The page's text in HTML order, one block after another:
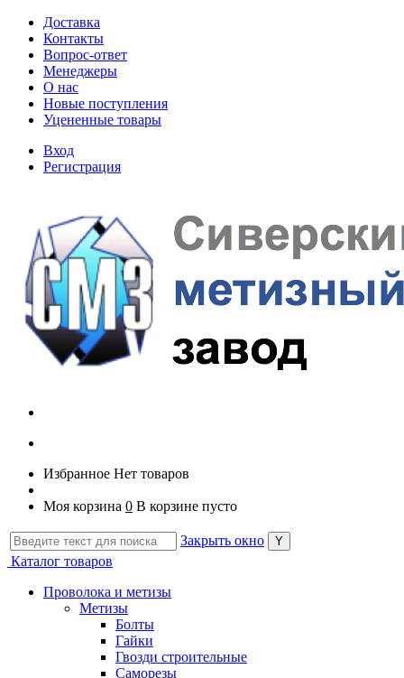
Доставка
Контакты
Вопрос-ответ
Менеджеры
О нас
Новые поступления
Уцененные товары
Вход
Регистрация
Избранное Нет товаров
Моя корзина 0 В корзине пусто
Закрыть окно
Каталог товаров
Проволока и метизы
Метизы
Болты
Гайки
Гвозди строительные
Саморезы